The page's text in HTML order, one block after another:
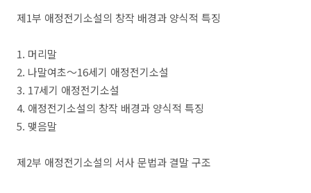
제1부 애정전기소설의 창작 배경과 양식적 특징
1. 머리말
2. 나말여초～16세기 애정전기소설
3. 17세기 애정전기소설
4. 애정전기소설의 창작 배경과 양식적 특징
5. 맺음말
제2부 애정전기소설의 서사 문법과 결말 구조